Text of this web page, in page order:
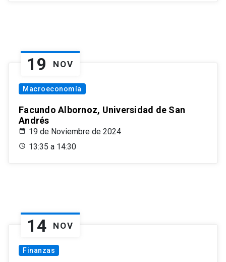
19 NOV
Macroeconomía
Facundo Albornoz, Universidad de San
Andrés
19 de Noviembre de 2024
13:35 a 14:30
14 NOV
Finanzas